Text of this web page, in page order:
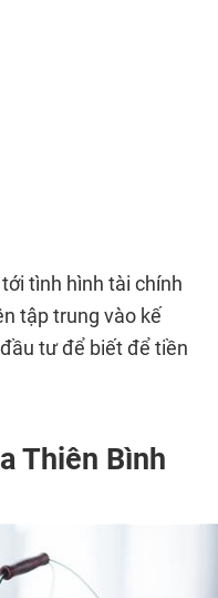
tình hình tài chính
tập trung vào kế
tư để biết để tiền
Thiên Bình